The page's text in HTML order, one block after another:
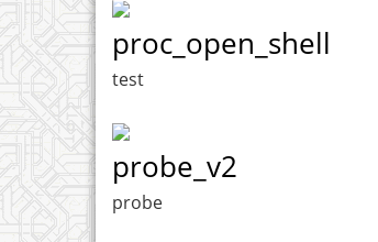
proc_open_shell
test
probe_v2
probe